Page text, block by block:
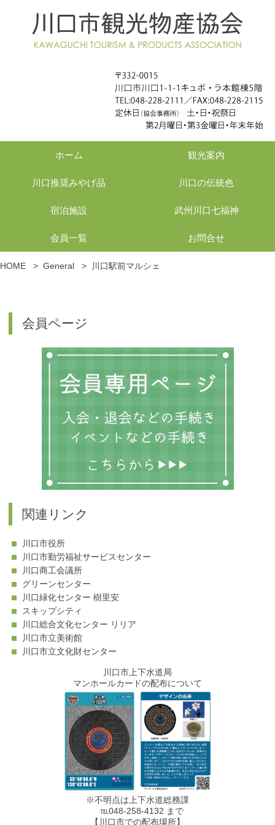
ホーム 観光案内
川口推奨みやげ品 川口の伝統色
宿泊施設 武州川口七福神
会員一覧 お問合せ
HOME > General > 川口駅前マルシェ
会員ページ
関連リンク
川口市役所
川口市勤労福祉サービスセンター
川口商工会議所
グリーンセンター
川口緑化センター 樹里安
スキップシティ
川口総合文化センター リリア
川口市立美術館
川口市立文化財センター
川口市上下水道局
マンホールカードの配布について
※不明点は上下水道総務課
℡048-258-4132 まで
【川口市での配布場所】